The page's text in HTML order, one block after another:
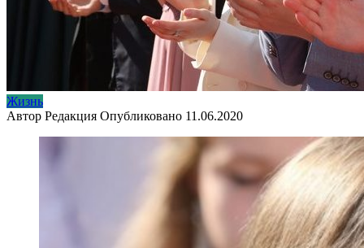
Жизнь
Автор Редакция Опубликовано 11.06.2020